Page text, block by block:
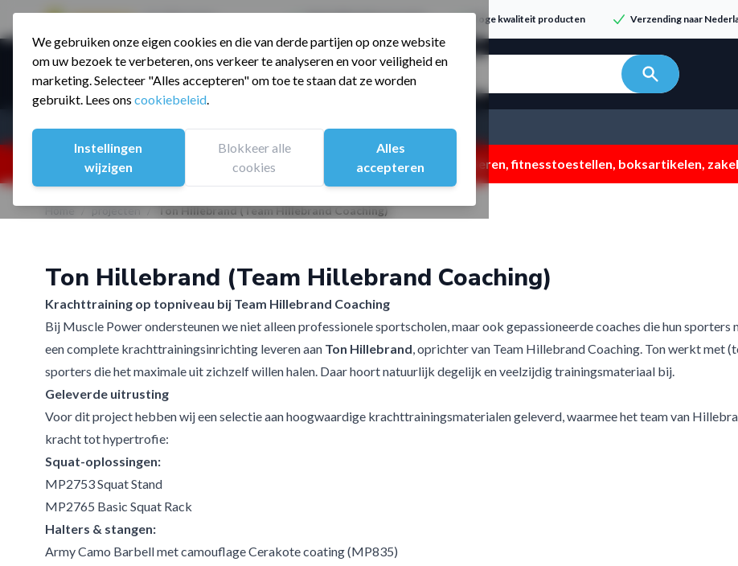
We gebruiken onze eigen cookies en die van derde partijen op onze website
om uw bezoek te verbeteren, ons verkeer te analyseren en voor veiligheid en
marketing. Selecteer "Alles accepteren" om toe te staan dat ze worden
gebruikt. Lees ons cookiebeleid.
Instellingen
wijzigen
Blokkeer alle
cookies
Alles
accepteren
Hoge kwaliteit producten Verzending naar
Ga naar de inhoud
Producten zoeken...
Assortiment Sporten
25% korting ivm vakantiesluiting. Gebruik code: ZOMERMP. muv vloeren, fitnesstoestellen, boksartikelen,
Home / projecten / Ton Hillebrand (Team Hillebrand Coaching)
Ton Hillebrand (Team Hillebrand Coaching)
Krachttraining op topniveau bij Team Hillebrand Coaching
Bij Muscle Power ondersteunen we niet alleen professionele sportscholen, maar ook gepassioneerde coaches die hun
een complete krachttrainingsinrichting leveren aan Ton Hillebrand, oprichter van Team Hillebrand Coaching. Ton werkt met
sporters die het maximale uit zichzelf willen halen. Daar hoort natuurlijk degelijk en veelzijdig trainingsmateriaal bij.
Geleverde uitrusting
Voor dit project hebben wij een selectie aan hoogwaardige krachttrainingsmaterialen geleverd, waarmee het team van
kracht tot hypertrofie:
Squat-oplossingen:
MP2753 Squat Stand
MP2765 Basic Squat Rack
Halters & stangen:
Army Camo Barbell met camouflage Cerakote coating (MP835)